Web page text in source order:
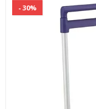
- 30%